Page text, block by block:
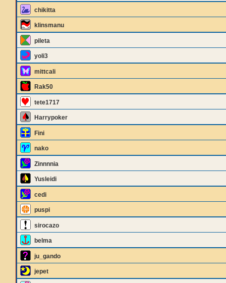
chikitta
klinsmanu
pileta
yoli3
mittcali
Rak50
tete1717
Harrypoker
Fini
nako
Zinnnnia
Yusleidi
cedi
puspi
sirocazo
belma
ju_gando
jepet